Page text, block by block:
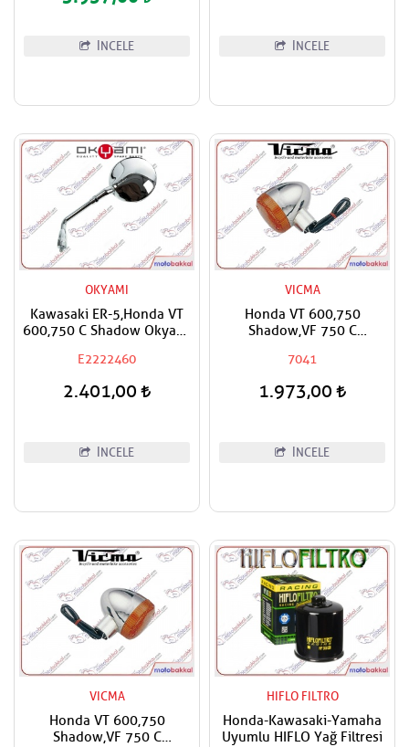
İNCELE İNCELE
OKYAMI
Kawasaki ER-5,Honda VT
600,750 C Shadow Okyami
E2222460
2.401,00
İNCELE
VICMA
Honda VT 600,750
Shadow,VF 750 C
Classic Uyumlu Vicma Ön
7041
1.973,00
İNCELE
VICMA
Honda VT 600,750
Shadow,VF 750 C
HIFLO FILTRO
Honda-Kawasaki-Yamaha
Uyumlu HIFLO Yağ Filtresi